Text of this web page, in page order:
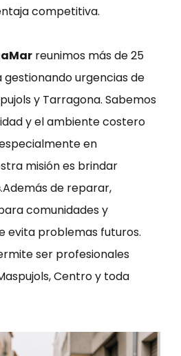
competitiva.
reunimos más de 25
gestionando urgencias de
y Tarragona. Sabemos
y el ambiente costero
en
misión es brindar
.Además de reparar,
comunidades y
evita problemas futuros.
ser profesionales
Centro y toda